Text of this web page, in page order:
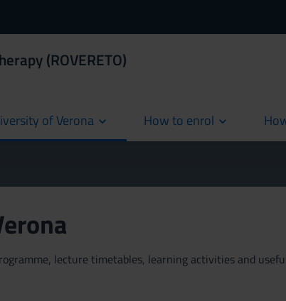
(ROVERETO)
of Verona How to enrol
lecture timetables, learning activities and